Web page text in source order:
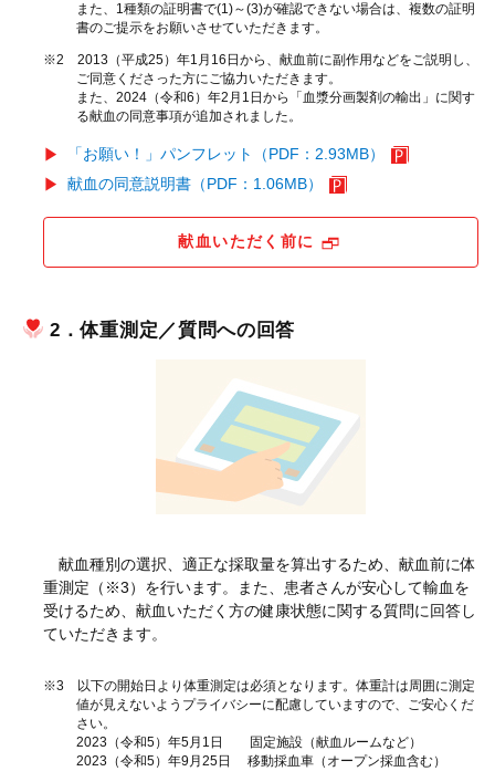
また、1種類の証明書で(1)～(3)が確認できない場合は、複数の証明
書のご提示をお願いさせていただきます。
※2 2013（平成25）年1月16日から、献血前に副作用などをご説明し、
ご同意くださった方にご協力いただきます。
また、2024（令和6）年2月1日から「血漿分画製剤の輸出」に関す
る献血の同意事項が追加されました。
「お願い！」パンフレット（PDF：2.93MB）
献血の同意説明書（PDF：1.06MB）
献血いただく前に
2．体重測定／質問への回答
献血種別の選択、適正な採取量を算出するため、献血前に体
重測定（※3）を行います。また、患者さんが安心して輸血を
受けるため、献血いただく方の健康状態に関する質問に回答し
ていただきます。
※3 以下の開始日より体重測定は必須となります。体重計は周囲に測定
値が見えないようプライバシーに配慮していますので、ご安心くだ
さい。
2023（令和5）年5月1日 固定施設（献血ルームなど）
2023（令和5）年9月25日 移動採血車（オープン採血含む）